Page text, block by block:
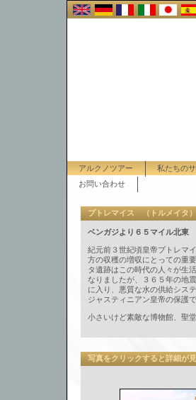
アルクノツアー 私たちの
お問い合わせ
プトレマイス （トルメイタ）
ベンガジより６５マイル北東
紀元前３世紀頃皇帝プトレマ
方の収穫の増収にとっての重
タ遺跡はこの時代の人々が生
なりましたが、３６５年の地
に入り、悪質な水の供給シス
ジャスティニアン皇帝の保護
小さいけど素敵な博物館、聖
写真をクリックすると詳細が